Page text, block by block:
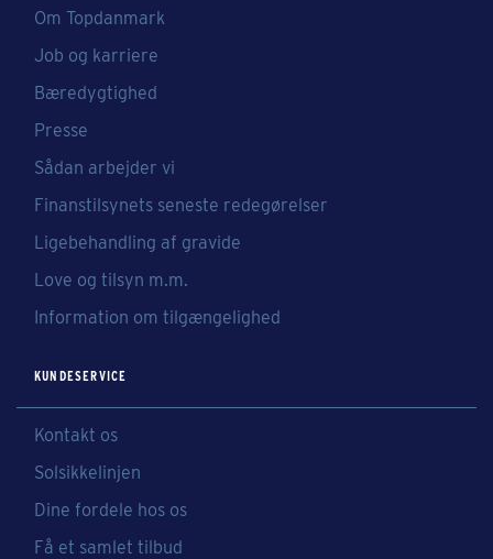
Om Topdanmark
Job og karriere
Bæredygtighed
Presse
Sådan arbejder vi
Finanstilsynets seneste redegørelser
Ligebehandling af gravide
Love og tilsyn m.m.
Information om tilgængelighed
KUNDESERVICE
Kontakt os
Solsikkelinjen
Dine fordele hos os
Få et samlet tilbud